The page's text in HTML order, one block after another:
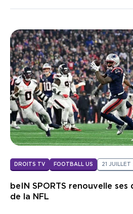
DROITS TV FOOTBALL US 21
beIN SPORTS renouvelle
de la NFL